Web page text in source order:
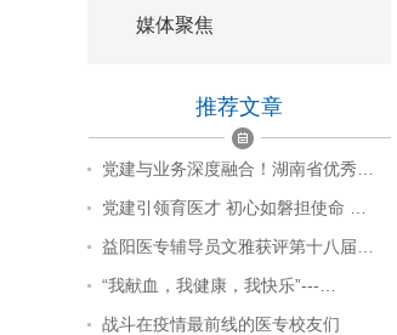
媒体聚焦
推荐文章
党建与业务深度融合！湖南省优秀…
党建引领育医才 初心如磐担使命 …
益阳医专辅导员文雅获评第十八届…
“我献血，我健康，我快乐”---…
战斗在疫情最前线的医专校友们